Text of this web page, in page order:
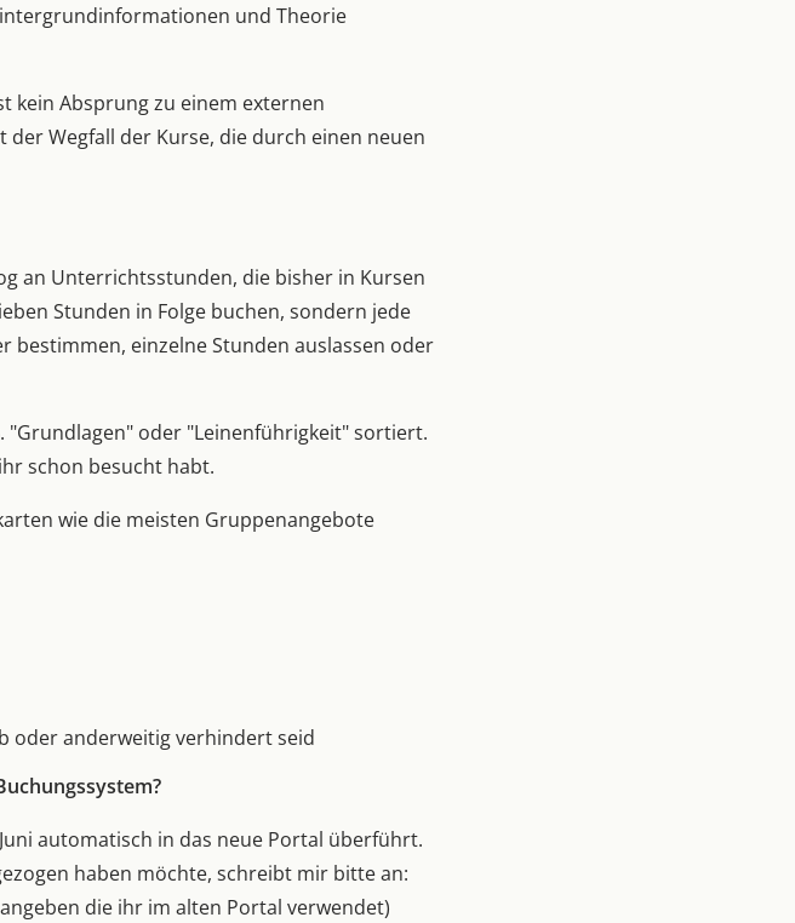
und Theorie
kein Absprung zu einem externen
Wegfall der Kurse, die durch einen neuen
an Unterrichtsstunden, die bisher in Kursen
Stunden in Folge buchen, sondern jede
bestimmen, einzelne Stunden auslassen oder
"Grundlagen" oder "Leinenführigkeit" sortiert.
schon besucht habt.
wie die meisten Gruppenangebote
oder anderweitig verhindert seid
automatisch in das neue Portal überführt.
haben möchte, schreibt mir bitte an:
die ihr im alten Portal verwendet)